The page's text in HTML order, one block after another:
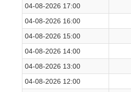
04-08-2026 17:00
04-08-2026 16:00
04-08-2026 15:00
04-08-2026 14:00
04-08-2026 13:00
04-08-2026 12:00